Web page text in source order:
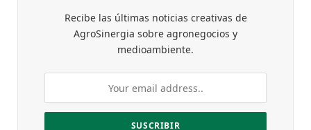
Recibe las últimas noticias creativas de
AgroSinergia sobre agronegocios y
medioambiente.